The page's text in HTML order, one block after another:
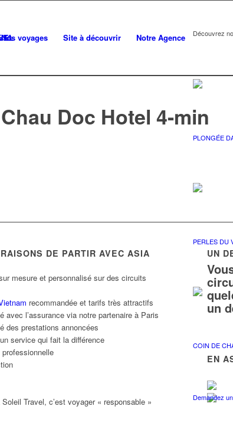
Nos voyages Site à découvrir Notre Agence Découvrez
PLONGÉE
PERLES DU
COIN DE
Demandez
0
Doc Hotel 4-min
DE PARTIR AVEC ASIA
mesure et personnalisé sur des circuits
recommandée et tarifs très attractifs
avec l’assurance via notre partenaire à Paris
des prestations annoncées
service qui fait la différence
Travel, c’est voyager « responsable »
UN
un
EN